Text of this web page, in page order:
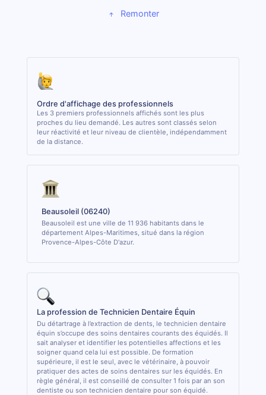
Remonter
Ordre d'affichage des professionnels
Les 3 premiers professionnels affichés sont les plus
proches du lieu demandé. Les autres sont classés selon
leur réactivité et leur niveau de clientèle, indépendamment
de la distance.
Beausoleil (06240)
Beausoleil est une ville de 11 936 habitants dans le
département Alpes-Maritimes, situé dans la région
Provence-Alpes-Côte D'azur.
La profession de Technicien Dentaire Équin
Du détartrage à l’extraction de dents, le technicien dentaire
équin s’occupe des soins dentaires courants des équidés. Il
sait analyser et identifier les potentielles affections et les
soigner quand cela lui est possible. De formation
supérieure, il est le seul, avec le vétérinaire, à pouvoir
pratiquer des actes de soins dentaires sur les équidés. En
règle général, il est conseillé de consulter 1 fois par an son
dentiste ou son technicien dentaire pour son équidé.